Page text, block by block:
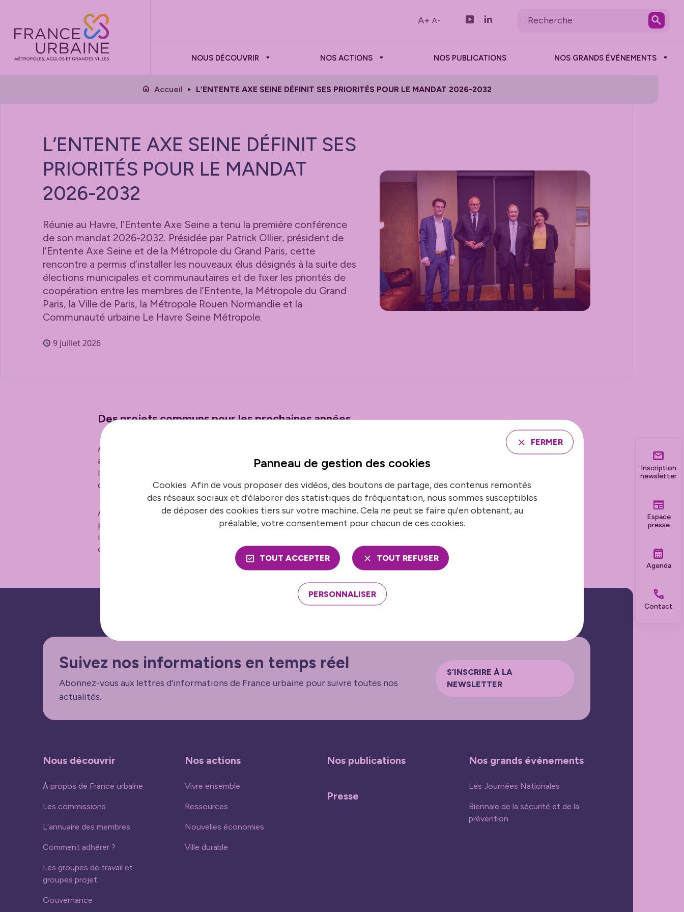
A+ A-
NOUS DÉCOUVRIR NOS ACTIONS NOS PUBLICATIONS NOS GRANDS ÉVÉNEMENTS
Inscription
newsletter
Espace
presse
Agenda
Contact
Accueil L’ENTENTE AXE SEINE DÉFINIT SES PRIORITÉS POUR LE MANDAT 2026-2032
L’ENTENTE AXE SEINE DÉFINIT SES
PRIORITÉS POUR LE MANDAT
2026-2032
Réunie au Havre, l’Entente Axe Seine a tenu la première conférence
de son mandat 2026-2032. Présidée par Patrick Ollier, président de
l’Entente Axe Seine et de la Métropole du Grand Paris, cette
rencontre a permis d’installer les nouveaux élus désignés à la suite des
élections municipales et communautaires et de fixer les priorités de
coopération entre les membres de l’Entente, la Métropole du Grand
Paris, la Ville de Paris, la Métropole Rouen Normandie et la
Communauté urbaine Le Havre Seine Métropole.
9 juillet 2026
Des projets communs pour les prochaines années
Accueillie par
, maire du Havre et président de Le Havre Seine Métropole, la conférence
a été l’occasion de présenter l’avancement de plusieurs travaux engagés par l’Entente, notamment sur la
logistique urbaine et le foncier économique, ainsi que sur le projet « Destination Seine », consacré au
développement d’une offre de tourisme créatif à l’échelle de la vallée de la Seine.
À l’issue de la rencontre, les membres de l’Entente ont adopté une déclaration commune fixant quatre
priorités pour le mandat : les transitions écologiques et énergétiques, le développement économique et
industrialo-portuaire, l’attractivité de la vallée de la Seine et le renforcement de la gouvernance
commune.
Suivez nos informations en temps réel
Abonnez-vous aux lettres d'informations de France urbaine pour suivre toutes nos
actualités.
S’INSCRIRE À LA
NEWSLETTER
Nous découvrir
À propos de France urbaine
Les commissions
L’annuaire des membres
Comment adhérer ?
Les groupes de travail et
groupes projet
Gouvernance
Nos actions
Vivre ensemble
Ressources
Nouvelles économies
Ville durable
Nos publications
Presse
Nos grands événements
Les Journées Nationales
Biennale de la sécurité et de la
prévention
FERMER
Panneau de gestion des cookies
Cookies Afin de vous proposer des vidéos, des boutons de partage, des contenus remontés
des réseaux sociaux et d'élaborer des statistiques de fréquentation, nous sommes susceptibles
de déposer des cookies tiers sur votre machine. Cela ne peut se faire qu'en obtenant, au
préalable, votre consentement pour chacun de ces cookies.
TOUT ACCEPTER TOUT REFUSER
PERSONNALISER